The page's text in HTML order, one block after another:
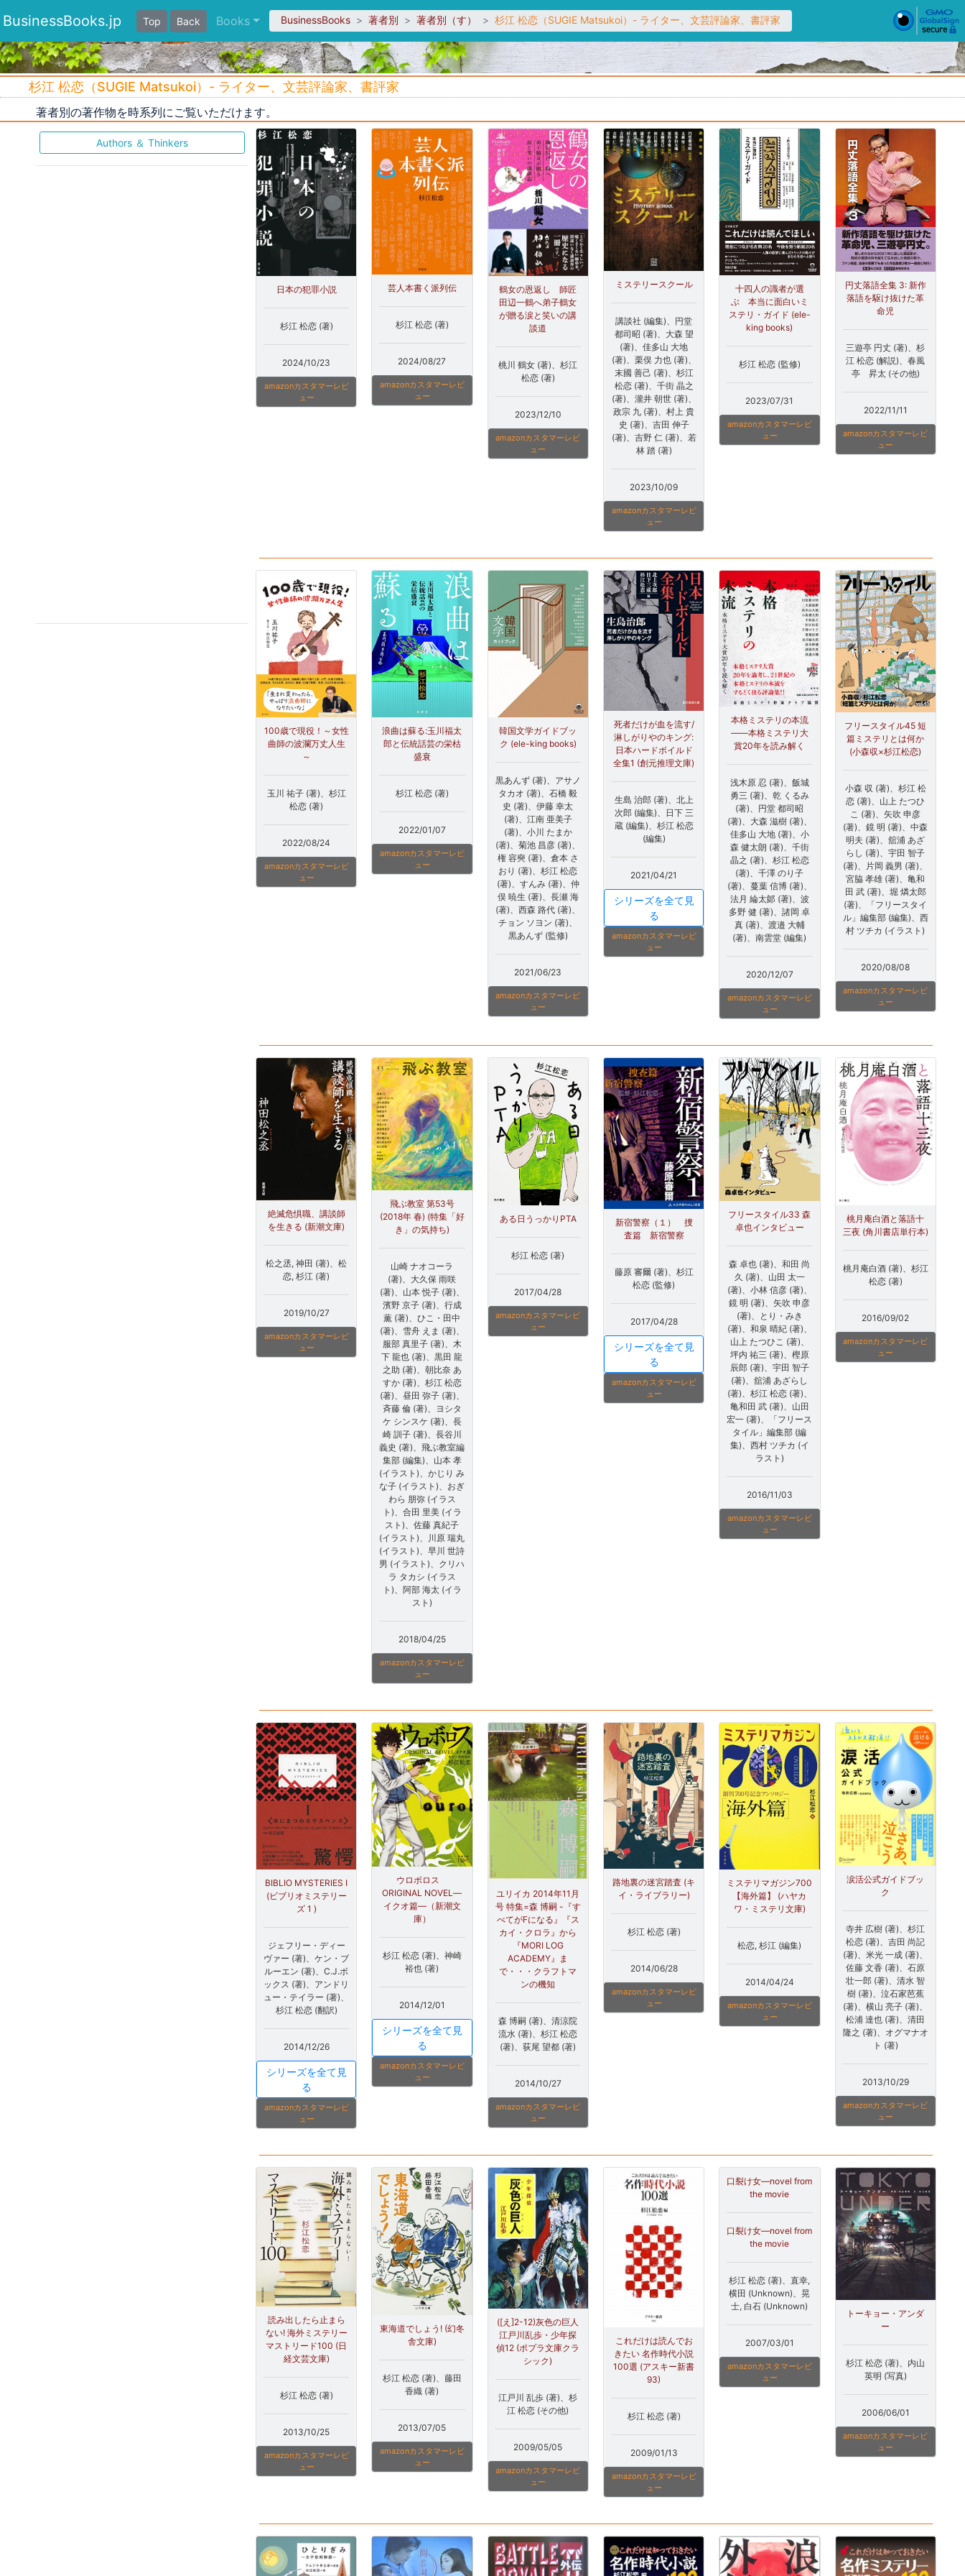
BusinessBooks.jp Top Back Books BusinessBooks 著者別 著者別（す） 杉江 松恋（SUGIE Matsukoi）- ライター、文芸評論家、書評家
杉江 松恋（SUGIE Matsukoi）- ライター、文芸評論家、書評家
著者別の著作物を時系列にご覧いただけます。
Authors ＆ Thinkers
日本の犯罪小説
杉江 松恋 (著)
2024/10/23
amazonカスタマーレビ
ュー
芸人本書く派列伝
杉江 松恋 (著)
2024/08/27
amazonカスタマーレビ
ュー
鶴女の恩返し 師匠
田辺一鶴へ弟子鶴女
が贈る涙と笑いの講
談道
桃川 鶴女 (著)、杉江
松恋 (著)
2023/12/10
amazonカスタマーレビ
ュー
ミステリースクール
講談社 (編集)、円堂
都司昭 (著)、大森 望
(著)、佳多山 大地
(著)、栗俣 力也 (著)、
末國 善己 (著)、杉江
松恋 (著)、千街 晶之
(著)、瀧井 朝世 (著)、
政宗 九 (著)、村上 貴
史 (著)、吉田 伸子
(著)、吉野 仁 (著)、若
林 踏 (著)
2023/10/09
amazonカスタマーレビ
ュー
十四人の識者が選
ぶ 本当に面白いミ
ステリ・ガイド (ele-
king books)
杉江 松恋 (監修)
2023/07/31
amazonカスタマーレビ
ュー
円丈落語全集 3: 新作
落語を駆け抜けた革
命児
三遊亭 円丈 (著)、杉
江 松恋 (解説)、春風
亭 昇太 (その他)
2022/11/11
amazonカスタマーレビ
ュー
100歳で現役！～女性
曲師の波瀾万丈人生
～
玉川 祐子 (著)、杉江
松恋 (著)
2022/08/24
amazonカスタマーレビ
ュー
浪曲は蘇る:玉川福太
郎と伝統話芸の栄枯
盛衰
杉江 松恋 (著)
2022/01/07
amazonカスタマーレビ
ュー
韓国文学ガイドブッ
ク (ele-king books)
黒あんず (著)、アサノ
タカオ (著)、石橋 毅
史 (著)、伊藤 幸太
(著)、江南 亜美子
(著)、小川 たまか
(著)、菊池 昌彦 (著)、
権 容奭 (著)、倉本 さ
おり (著)、杉江 松恋
(著)、すんみ (著)、仲
俣 暁生 (著)、長瀬 海
(著)、西森 路代 (著)、
チョン ソヨン (著)、
黒あんず (監修)
2021/06/23
amazonカスタマーレビ
ュー
死者だけが血を流す/
淋しがりやのキング:
日本ハードボイルド
全集1 (創元推理文庫)
生島 治郎 (著)、北上
次郎 (編集)、日下 三
蔵 (編集)、杉江 松恋
(編集)
2021/04/21
シリーズを全て見
る
amazonカスタマーレビ
ュー
本格ミステリの本流
――本格ミステリ大
賞20年を読み解く
浅木原 忍 (著)、飯城
勇三 (著)、乾 くるみ
(著)、円堂 都司昭
(著)、大森 滋樹 (著)、
佳多山 大地 (著)、小
森 健太朗 (著)、千街
晶之 (著)、杉江 松恋
(著)、千澤 のり子
(著)、蔓葉 信博 (著)、
法月 綸太郞 (著)、波
多野 健 (著)、諸岡 卓
真 (著)、渡邉 大輔
(著)、南雲堂 (編集)
2020/12/07
amazonカスタマーレビ
ュー
フリースタイル45 短
篇ミステリとは何か
(小森収×杉江松恋)
小森 収 (著)、杉江 松
恋 (著)、山上 たつひ
こ (著)、矢吹 申彦
(著)、鏡 明 (著)、中森
明夫 (著)、舘浦 あざ
らし (著)、宇田 智子
(著)、片岡 義男 (著)、
宮脇 孝雄 (著)、亀和
田 武 (著)、堀 燐太郎
(著)、「フリースタイ
ル」編集部 (編集)、西
村 ツチカ (イラスト)
2020/08/08
amazonカスタマーレビ
ュー
絶滅危惧職、講談師
を生きる (新潮文庫)
松之丞, 神田 (著)、松
恋, 杉江 (著)
2019/10/27
amazonカスタマーレビ
ュー
飛ぶ教室 第53号
(2018年 春) (特集「好
き」の気持ち)
山崎 ナオコーラ
(著)、大久保 雨咲
(著)、山本 悦子 (著)、
濱野 京子 (著)、行成
薫 (著)、ひこ・田中
(著)、雪舟 えま (著)、
服部 真里子 (著)、木
下 龍也 (著)、黒田 龍
之助 (著)、朝比奈 あ
すか (著)、杉江 松恋
(著)、昼田 弥子 (著)、
斉藤 倫 (著)、ヨシタ
ケ シンスケ (著)、長
崎 訓子 (著)、長谷川
義史 (著)、飛ぶ教室編
集部 (編集)、山本 孝
(イラスト)、かじり み
な子 (イラスト)、おぎ
わら 朋弥 (イラス
ト)、合田 里美 (イラ
スト)、佐藤 真紀子
(イラスト)、川原 瑞丸
(イラスト)、早川 世詩
男 (イラスト)、クリハ
ラ タカシ (イラス
ト)、阿部 海太 (イラ
スト)
2018/04/25
amazonカスタマーレビ
ュー
ある日うっかりPTA
杉江 松恋 (著)
2017/04/28
amazonカスタマーレビ
ュー
新宿警察（１） 捜
査篇 新宿警察
藤原 審爾 (著)、杉江
松恋 (監修)
2017/04/28
シリーズを全て見
る
amazonカスタマーレビ
ュー
フリースタイル33 森
卓也インタビュー
森 卓也 (著)、和田 尚
久 (著)、山田 太一
(著)、小林 信彦 (著)、
鏡 明 (著)、矢吹 申彦
(著)、とり・みき
(著)、和泉 晴紀 (著)、
山上 たつひこ (著)、
坪内 祐三 (著)、樫原
辰郎 (著)、宇田 智子
(著)、舘浦 あざらし
(著)、杉江 松恋 (著)、
亀和田 武 (著)、山田
宏一 (著)、「フリース
タイル」編集部 (編
集)、西村 ツチカ (イ
ラスト)
2016/11/03
amazonカスタマーレビ
ュー
桃月庵白酒と落語十
三夜 (角川書店単行本)
桃月庵白酒 (著)、杉江
松恋 (著)
2016/09/02
amazonカスタマーレビ
ュー
BIBLIO MYSTERIES I
(ビブリオミステリー
ズ 1 )
ジェフリー・ディー
ヴァー (著)、ケン・ブ
ルーエン (著)、C.J.ボ
ックス (著)、アンドリ
ュー・テイラー (著)、
杉江 松恋 (翻訳)
2014/12/26
シリーズを全て見
る
amazonカスタマーレビ
ュー
ウロボロス
ORIGINAL NOVEL―
イクオ篇―（新潮文
庫）
杉江 松恋 (著)、神崎
裕也 (著)
2014/12/01
シリーズを全て見
る
amazonカスタマーレビ
ュー
ユリイカ 2014年11月
号 特集=森 博嗣 -『す
べてがFになる』『ス
カイ・クロラ』から
『MORI LOG
ACADEMY』ま
で・・・クラフトマ
ンの機知
森 博嗣 (著)、清涼院
流水 (著)、杉江 松恋
(著)、荻尾 望都 (著)
2014/10/27
amazonカスタマーレビ
ュー
路地裏の迷宮踏査 (キ
イ・ライブラリー)
杉江 松恋 (著)
2014/06/28
amazonカスタマーレビ
ュー
ミステリマガジン700
【海外篇】 (ハヤカ
ワ・ミステリ文庫)
松恋, 杉江 (編集)
2014/04/24
amazonカスタマーレビ
ュー
涙活公式ガイドブッ
ク
寺井 広樹 (著)、杉江
松恋 (著)、吉田 尚記
(著)、米光 一成 (著)、
佐藤 文香 (著)、石原
壮一郎 (著)、清水 智
樹 (著)、泣石家芭蕉
(著)、横山 亮子 (著)、
松浦 達也 (著)、清田
隆之 (著)、オグマナオ
ト (著)
2013/10/29
amazonカスタマーレビ
ュー
読み出したら止まら
ない! 海外ミステリー
マストリード100 (日
経文芸文庫)
杉江 松恋 (著)
2013/10/25
amazonカスタマーレビ
ュー
東海道でしょう! (幻冬
舎文庫)
杉江 松恋 (著)、藤田
香織 (著)
2013/07/05
amazonカスタマーレビ
ュー
([え]2-12)灰色の巨人
江戸川乱歩・少年探
偵12 (ポプラ文庫クラ
シック)
江戸川 乱歩 (著)、杉
江 松恋 (その他)
2009/05/05
amazonカスタマーレビ
ュー
これだけは読んでお
きたい 名作時代小説
100選 (アスキー新書
93)
杉江 松恋 (著)
2009/01/13
amazonカスタマーレビ
ュー
口裂け女―novel from
the movie
口裂け女―novel from
the movie
杉江 松恋 (著)、直幸,
横田 (Unknown)、晃
士, 白石 (Unknown)
2007/03/01
amazonカスタマーレビ
ュー
トーキョー・アンダ
ー
杉江 松恋 (著)、内山
英明 (写真)
2006/06/01
amazonカスタマーレビ
ュー